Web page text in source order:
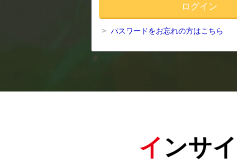
パスワードをお忘れの方はこちら
イ ンサ